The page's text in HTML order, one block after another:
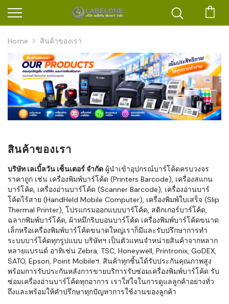
Home สินค้าของเรา
สินค้าของเรา
บริษัท เลเบิ้ลวัน เซ็นเตอร์ จำกัด ผู้นำเข้าอุปกรณ์บาร์โค้ดครบวงจร
ราคาถูก เช่น เครื่องพิมพ์บาร์โค้ด (Printers Barcode), เครื่องสแกน
บาร์โค้ด, เครื่องอ่านบาร์โค้ด (Scanner Barcode), เครื่องอ่านบาร์
โค้ดไร้สาย (HandHeld Mobile Computer), เครื่องพิมพ์ใบเสร็จ (Slip
Thermal Printer), โปรแกรมออกแบบบาร์โค้ด, สติกเกอร์บาร์โค้ด,
ฉลากพิมพ์บาร์โค้ด, ผ้าหมึกริบบอนบาร์โค้ด เครื่องพิมพ์บาร์โค้ดขนาด
เล็กหรือเครื่องพิมพ์บาร์โค้ดขนาดใหญ่เราก็มีและรับปรึกษาการทำ
ระบบบาร์โค้ดทุกรูปแบบ บริษัทฯ เป็นตัวแทนจำหน่ายสินค้าจากหลาก
หลายแบรนด์ อาทิเช่น Zebra, TSC, Honeywell, Printronix, GoDEX,
SATO, Epson, Point Mobileฯ. สินค้าทุกชิ้นได้รับประกันคุณภาพสูง
พร้อมการรับประกันหลังการขายบริการรับซ่อมเครื่องพิมพ์บาร์โค้ด รับ
ซ่อมเครื่องอ่านบาร์โค้ดทุกอาการ เราใส่ใจในการดูแลลูกค้าอย่างทั่ว
ถึงและพร้อมให้คำปรึกษาทุกปัญหาการใช้งานของลูกค้า